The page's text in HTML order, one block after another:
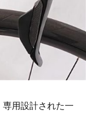
用設計された一